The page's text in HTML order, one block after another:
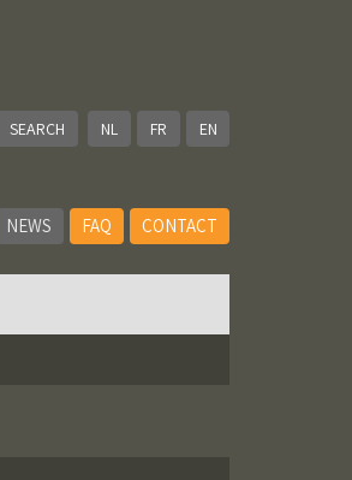
NL FR EN
NEWS FAQ CONTACT